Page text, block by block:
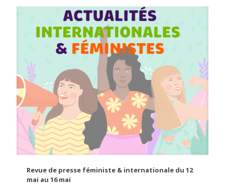
Revue de presse féministe & internationale du 12
mai au 16 mai